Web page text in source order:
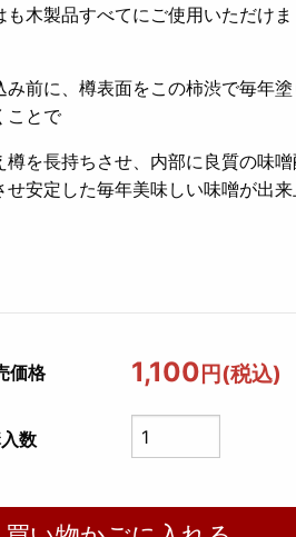
も木製品すべてにご使用いただけま
み前に、樽表面をこの柿渋で毎年塗
ことで
樽を長持ちさせ、内部に良質の味
せ安定した毎年美味しい味噌が出
価格 1,100円(税込)
数